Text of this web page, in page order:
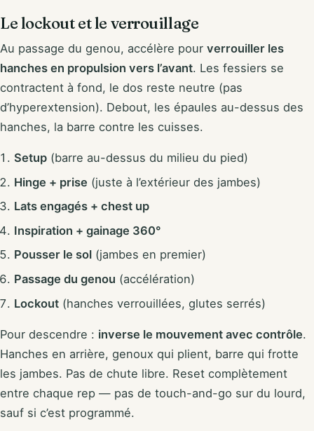
Le lockout et le verrouillage
Au passage du genou, accélère pour verrouiller les
hanches en propulsion vers l’avant. Les fessiers se
contractent à fond, le dos reste neutre (pas
d’hyperextension). Debout, les épaules au-dessus des
hanches, la barre contre les cuisses.
Setup(barre au-dessus du milieu du pied)
Hinge + prise (juste à l’extérieur des jambes)
Lats engagés + chest up
Inspiration + gainage 360°
Pousser le sol(jambes en premier)
Passage du genou (accélération)
Lockout(hanches verrouillées, glutes serrés)
Pour descendre : inverse le mouvement avec contrôle.
Hanches en arrière, genoux qui plient, barre qui frotte
les jambes. Pas de chute libre. Reset complètement
entre chaque rep — pas de touch-and-go sur du lourd,
sauf si c’est programmé.